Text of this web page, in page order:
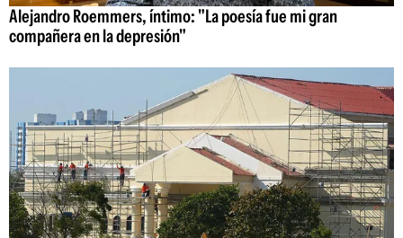
Alejandro Roemmers, íntimo: "La poesía fue mi gran
compañera en la depresión"